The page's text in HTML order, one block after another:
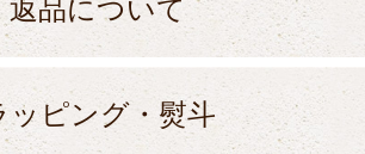
返品について
ッピング・熨斗